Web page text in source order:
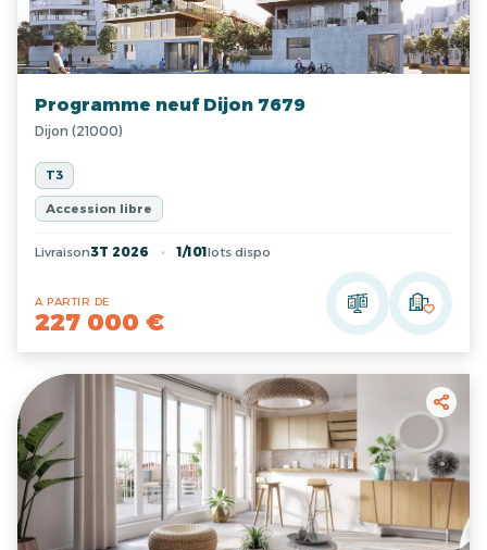
Programme neuf Dijon 7679
Dijon (21000)
T3
Accession libre
Livraison3T 2026 1/101 lots dispo
A PARTIR DE
227 000 €